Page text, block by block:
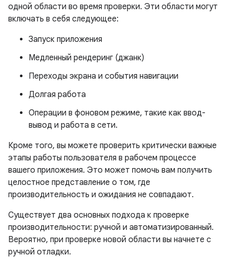
одной области во время проверки. Эти области могут
включать в себя следующее:
Запуск приложения
Медленный рендеринг (джанк)
Переходы экрана и события навигации
Долгая работа
Операции в фоновом режиме, такие как ввод-
вывод и работа в сети.
Кроме того, вы можете проверить критически важные
этапы работы пользователя в рабочем процессе
вашего приложения. Это может помочь вам получить
целостное представление о том, где
производительность и ожидания не совпадают.
Существует два основных подхода к проверке
производительности: ручной и автоматизированный.
Вероятно, при проверке новой области вы начнете с
ручной отладки.